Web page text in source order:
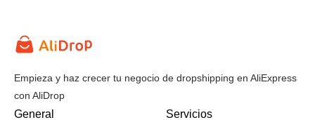
Empieza y haz crecer tu negocio de dropshipping en AliExpress
con AliDrop
General Servicios